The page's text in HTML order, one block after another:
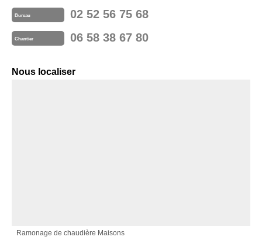
Bureau 02 52 56 75 68
Chantier 06 58 38 67 80
Nous localiser
Ramonage de chaudière Maisons